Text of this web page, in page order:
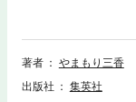
ーグルトサンド ［
［19］ドーナツリン
君の非凡な一日
著者
やまもり三香
出版社
集英社